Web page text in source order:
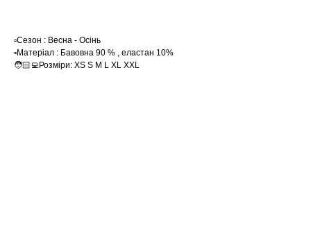
▫️Сезон : Весна - Осінь
▫️Матеріал : Бавовна 90 % , еластан 10%
🧑🏻‍💻Розміри: XS S M L XL XXL